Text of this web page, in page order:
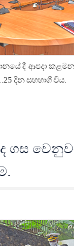
දී ආපදා
දින සහභාගී විය.
ගස